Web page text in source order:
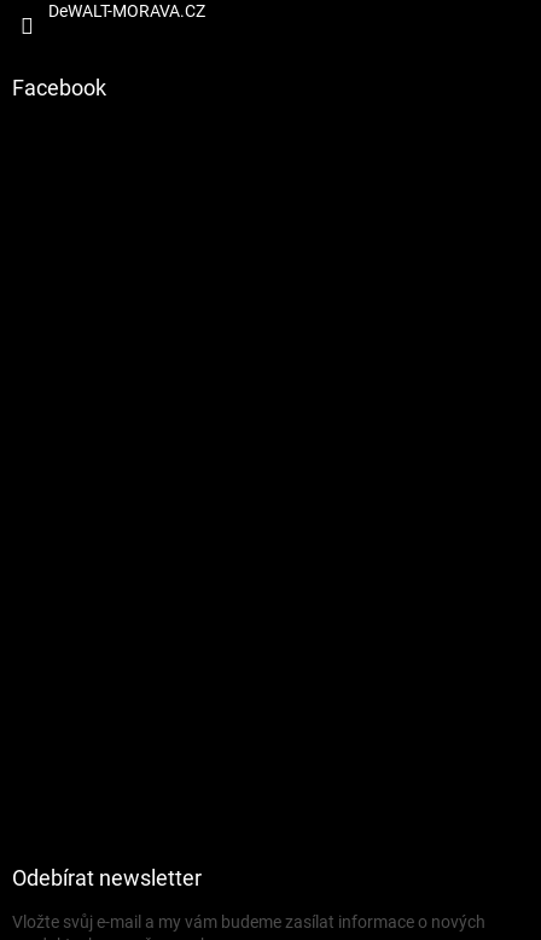
DeWALT-MORAVA.CZ
Facebook
Odebírat newsletter
Vložte svůj e-mail a my vám budeme zasílat informace o nových